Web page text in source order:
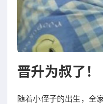
晋升为叔了！
随着小侄子的出生，全家人